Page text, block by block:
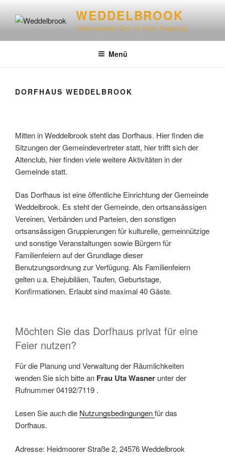
WEDDELBROOK
Liebenswertes Dorf im Kreis Segeberg
Menü
DORFHAUS WEDDELBROOK
Mitten in Weddelbrook steht das Dorfhaus. Hier finden die
Sitzungen der Gemeindevertreter statt, hier trifft sich der
Altenclub, hier finden viele weitere Aktivitäten in der
Gemeinde statt.
Das Dorfhaus ist eine öffentliche Einrichtung der Gemeinde
Weddelbrook. Es steht der Gemeinde, den ortsansässigen
Vereinen, Verbänden und Parteien, den sonstigen
ortsansässigen Gruppierungen für kulturelle, gemeinnützige
und sonstige Veranstaltungen sowie Bürgern für
Familienfeiern auf der Grundlage dieser
Benutzungsordnung zur Verfügung. Als Familienfeiern
gelten u.a. Ehejubiläen, Taufen, Geburtstage,
Konfirmationen. Erlaubt sind maximal 40 Gäste.
Möchten Sie das Dorfhaus privat für eine
Feier nutzen?
Für die Planung und Verwaltung der Räumlichkeiten
wenden Sie sich bitte an Frau Uta Wasner unter der
Rufnummer 04192/7119 .
Lesen Sie auch die Nutzungsbedingungenfür das
Dorfhaus.
Adresse: Heidmoorer Straße 2, 24576 Weddelbrook